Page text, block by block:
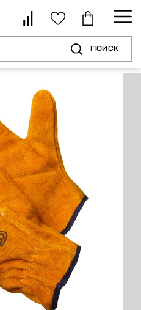
ПОИСК
Средства индивидуальной защиты рук